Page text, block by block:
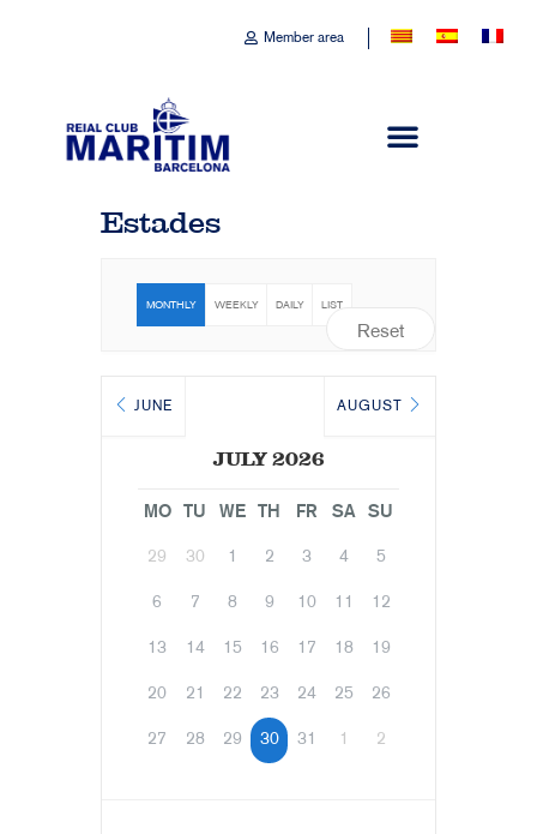
Member area
Estades
Reset
MONTHLY WEEKLY DAILY LIST
JUNE
JULY 2026
AUGUST
MO TU WE TH FR SA SU
29 30 1 2 3 4 5
6 7 8 9 10 11 12
13 14 15 16 17 18 19
20 21 22 23 24 25 26
27 28 29 30 31 1 2